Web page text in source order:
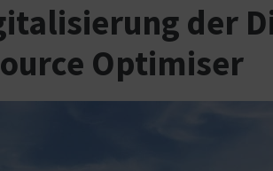
der
Optimiser